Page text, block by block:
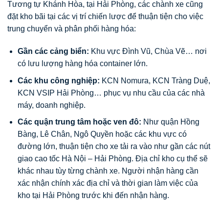
Tương tự Khánh Hòa, tại Hải Phòng, các chành xe cũng
đặt kho bãi tại các vị trí chiến lược để thuận tiện cho việc
trung chuyển và phân phối hàng hóa:
Gần các cảng biển: Khu vực Đình Vũ, Chùa Vẽ… nơi
có lưu lượng hàng hóa container lớn.
Các khu công nghiệp: KCN Nomura, KCN Tràng Duệ,
KCN VSIP Hải Phòng… phục vụ nhu cầu của các nhà
máy, doanh nghiệp.
Các quận trung tâm hoặc ven đô: Như quận Hồng
Bàng, Lê Chân, Ngô Quyền hoặc các khu vực có
đường lớn, thuận tiện cho xe tải ra vào như gần các nút
giao cao tốc Hà Nội – Hải Phòng. Địa chỉ kho cụ thể sẽ
khác nhau tùy từng chành xe. Người nhận hàng cần
xác nhận chính xác địa chỉ và thời gian làm việc của
kho tại Hải Phòng trước khi đến nhận hàng.